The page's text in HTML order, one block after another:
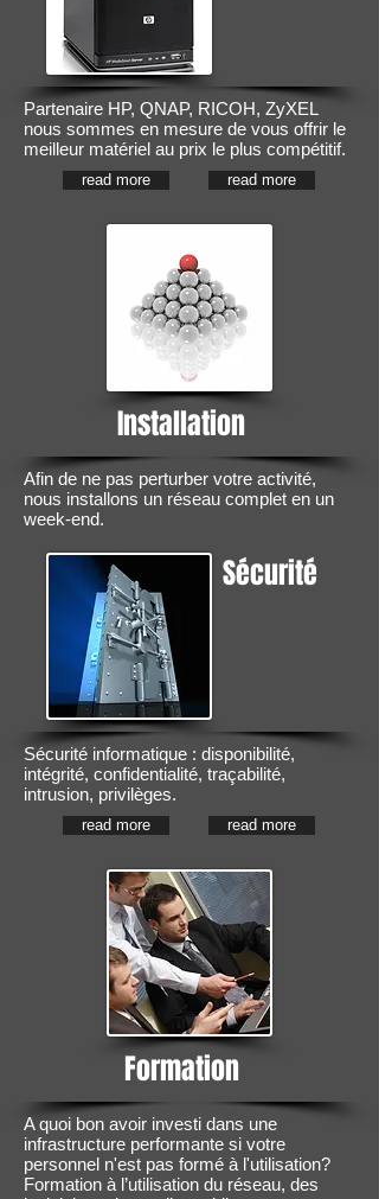
Partenaire HP, QNAP, RICOH, ZyXEL
nous sommes en mesure de vous offrir le
meilleur matériel au prix le plus compétitif.
read more read more
Installation
Afin de ne pas perturber votre activité,
nous installons un réseau complet en un
week-end.
Sécurité
Sécurité informatique : disponibilité,
intégrité, confidentialité, traçabilité,
intrusion, privilèges.
read more read more
Formation
A quoi bon avoir investi dans une
infrastructure performante si votre
personnel n'est pas formé à l'utilisation?
Formation à l’utilisation du réseau, des